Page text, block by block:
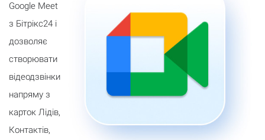
Google Meet
з Бітрікс24 і
дозволяє
створювати
відеодзвінки
напряму з
карток Лідів,
Контактів,